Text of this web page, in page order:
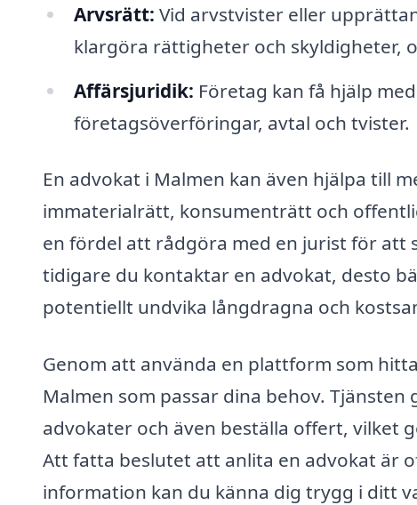
Arvsrätt: Vid arvstvister eller
klargöra rättigheter och skyldigheter,
Affärsjuridik: Företag kan få hjälp
företagsöverföringar, avtal och tvister.
En advokat i Malmen kan även hjälpa till
immaterialrätt, konsumenträtt och
en fördel att rådgöra med en jurist för att
tidigare du kontaktar en advokat, desto
potentiellt undvika långdragna och
Genom att använda en plattform som
Malmen som passar dina behov.
advokater och även beställa offert, vilket
Att fatta beslutet att anlita en advokat är
information kan du känna dig trygg i ditt